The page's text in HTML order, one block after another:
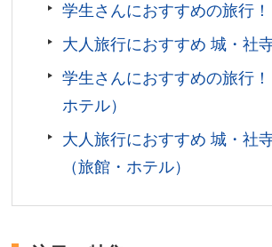
す。現在も立花家により運営されて
の甲冑などを展示した史料館を公開
福岡県柳川市
入園料／一般1,200円、高校生500円
休館日／詳しくは公式サイトをご確認
アクセス／西鉄 柳川駅よりバスで約
お問い合わせ／0120-336-092
学生さんにおすすめの旅行！
大人旅行におすすめ 城・社
学生さんにおすすめの旅行！
ホテル）
大人旅行におすすめ 城・社
（旅館・ホテル）